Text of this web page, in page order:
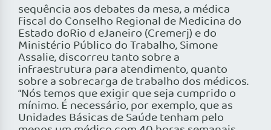
sequência aos debates da mesa, a médica
fiscal do Conselho Regional de Medicina do
Estado doRio d eJaneiro (Cremerj) e do
Ministério Público do Trabalho, Simone
Assalie, discorreu tanto sobre a
infraestrutura para atendimento, quanto
sobre a sobrecarga de trabalho dos médicos.
“Nós temos que exigir que seja cumprido o
mínimo. É necessário, por exemplo, que as
Unidades Básicas de Saúde tenham pelo